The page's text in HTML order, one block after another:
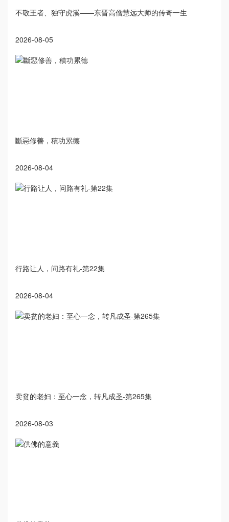
不敬王者、独守虎溪——东晋高僧慧远大师的传奇一生
2026-08-05
斷惡修善，積功累德
2026-08-04
行路让人，问路有礼-第22集
2026-08-04
卖贫的老妇：至心一念，转凡成圣-第265集
2026-08-03